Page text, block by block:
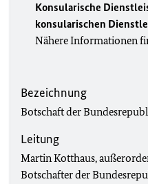
Konsularische
konsularischen
Nähere Informationen
Bezeichnung
Botschaft der
Leitung
Martin Kotthaus,
Botschafter der